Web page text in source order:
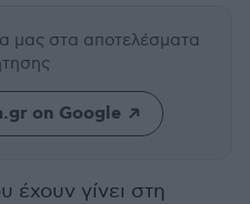
μας στα αποτελέσματα
on Google
έχουν γίνει στη